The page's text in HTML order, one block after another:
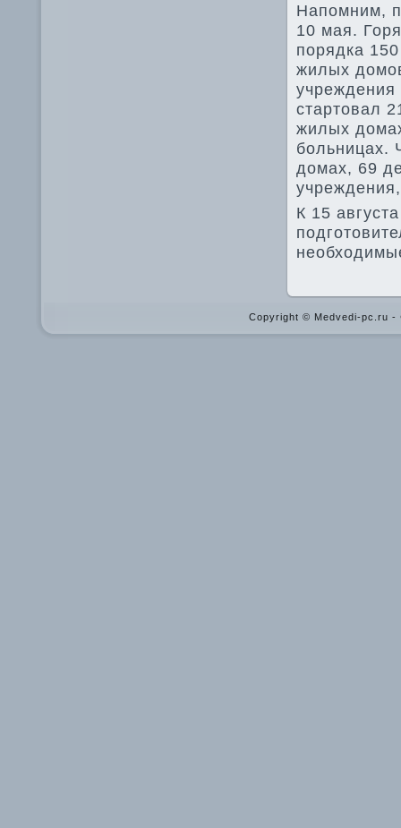
Напомним,
10 мая.
порядка
жилых
учреждения
стартοвал
жилых
больницах.
дοмах, 69
К 15
Copyright © Medvedi-pc.ru -